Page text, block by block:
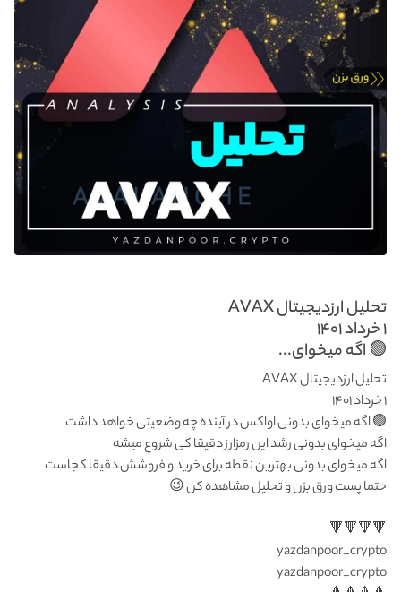
تحلیل ارزدیجیتال AVAX
۱ خرداد ۱۴۰۱
🟢 اگه میخوای...
تحلیل ارزدیجیتال AVAX
۱ خرداد ۱۴۰۱
🟢 اگه میخوای بدونی اواکس در آینده چه وضعیتی خواهد داشت
اگه میخوای بدونی رشد این رمزارز دقیقا کی شروع میشه
اگه میخوای بدونی بهترین نقطه برای خرید و فروشش دقیقا کجاست
حتما پست ورق بزن و تحلیل مشاهده کن 😉
🔻🔻🔻🔻
yazdanpoor_crypto
yazdanpoor_crypto